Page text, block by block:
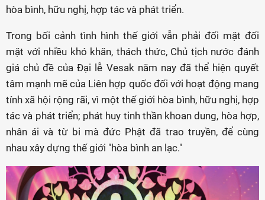
hòa bình, hữu nghị, hợp tác và phát triển.
Trong bối cảnh tình hình thế giới vẫn phải đối mặt đối
mặt với nhiều khó khăn, thách thức, Chủ tịch nước đánh
giá chủ đề của Đại lễ Vesak năm nay đã thể hiện quyết
tâm mạnh mẽ của Liên hợp quốc đối với hoạt động mang
tính xã hội rộng rãi, vì một thế giới hòa bình, hữu nghị, hợp
tác và phát triển; phát huy tinh thần khoan dung, hòa hợp,
nhân ái và từ bi mà đức Phật đã trao truyền, để cùng
nhau xây dựng thế giới "hòa bình an lạc."